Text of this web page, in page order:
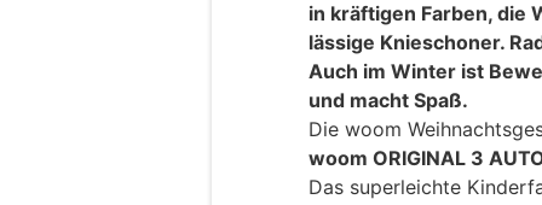
in kräftigen Farben, die
lässige Knieschoner.
Auch im Winter ist
und macht Spaß.
Die woom
woom ORIGINAL 3
Das superleichte